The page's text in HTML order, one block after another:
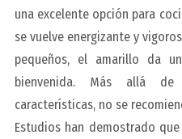
una excelente opción para
se vuelve energizante y
pequeños, el amarillo da
bienvenida. Más allá de
características, no se
Estudios han demostrado